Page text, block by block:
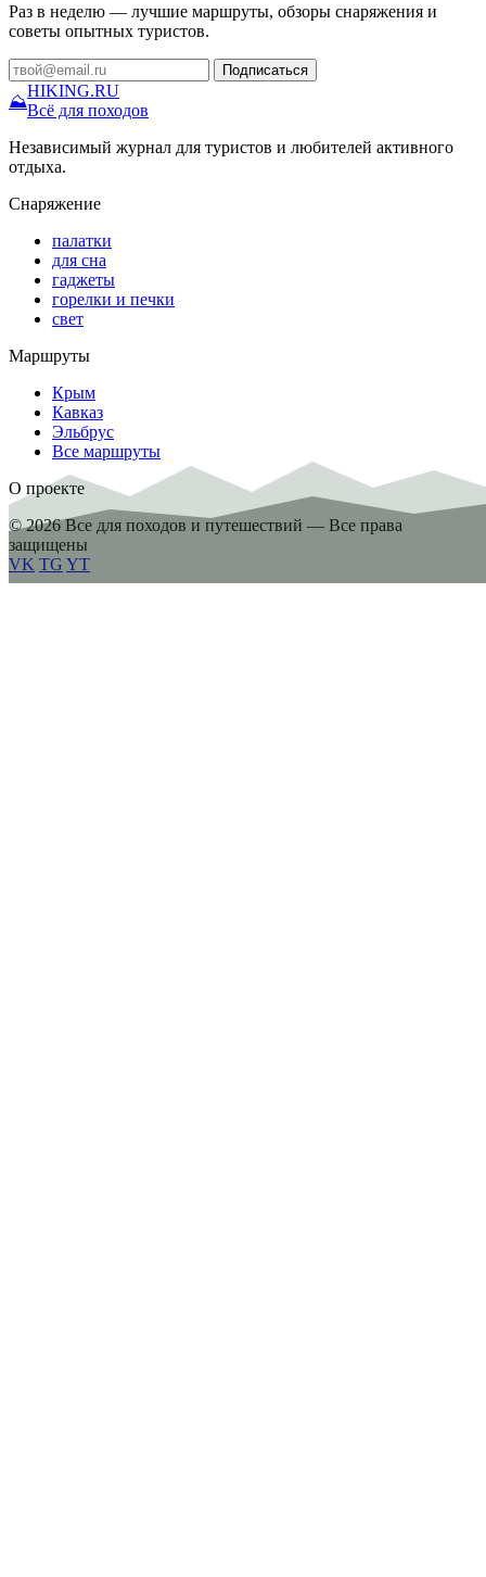
Раз в неделю — лучшие маршруты, обзоры снаряжения и
советы опытных туристов.
Подписаться
⛰
HIKING.RU
Всё для походов
Независимый журнал для туристов и любителей активного
отдыха.
Снаряжение
палатки
для сна
гаджеты
горелки и печки
свет
Маршруты
Крым
Кавказ
Эльбрус
Все маршруты
О проекте
© 2026 Все для походов и путешествий — Все права
защищены
VK TG YT